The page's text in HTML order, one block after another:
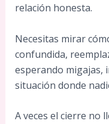
relación honesta.
Necesitas mirar
confundida,
esperando migajas,
situación donde
A veces el cierre no